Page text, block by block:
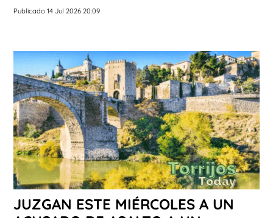
Publicado 14 Jul 2026 20:09
JUZGAN ESTE MIÉRCOLES A UN